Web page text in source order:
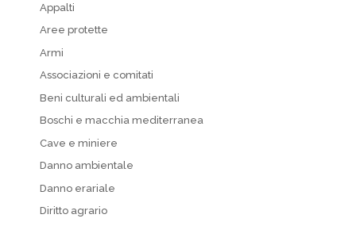
Appalti
Aree protette
Armi
Associazioni e comitati
Beni culturali ed ambientali
Boschi e macchia mediterranea
Cave e miniere
Danno ambientale
Danno erariale
Diritto agrario